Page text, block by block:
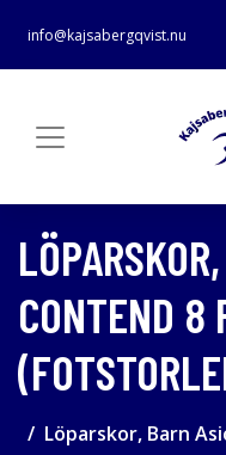
info@kajsabergqvist.nu
CONTEND 8
Löparskor, Barn